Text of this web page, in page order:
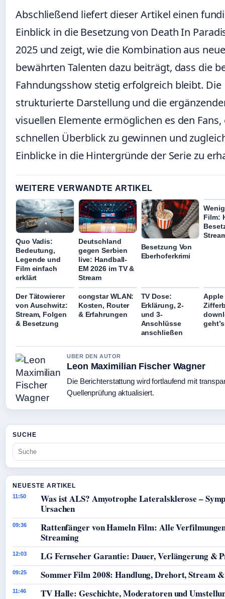
Abschließend liefert dieser Artikel einen
Einblick in die Besetzung von Death In
2025 und zeigt, wie die Kombination aus
bewährten Talenten dazu beiträgt, dass die
Fahndungsshow stetig erfolgreich bleibt. Die
strukturierte Darstellung und die
visuellen Elemente ermöglichen es den Fans,
schnellen Überblick zu gewinnen und
Einblicke in die Hintergründe der Serie zu
WEITERE VERWANDTE ARTIKEL
Quo Vadis:
Bedeutung,
Legende und
Film einfach
erklärt
Deutschland
gegen Serbien
live: Handball-
EM 2026 im TV &
Stream
Besetzung Von
Eberhoferkrimi
Film:
Der Tätowierer
von Auschwitz:
Stream, Folgen
& Besetzung
congstar WLAN:
Kosten, Router
& Erfahrungen
TV Dose:
Erklärung, 2-
und 3-
Anschlüsse
anschließen
Apple
UBER DEN AUTOR
Leon Maximilian Fischer Wagner
Die Berichterstattung wird fortlaufend mit
Quellenprüfung aktualisiert.
SUCHE
NEUESTE ARTIKEL
11:50
Was ist ALS? Amyotrophe Lateralsklerose –
Ursachen
09:36
Rattenfänger von Hameln Film: Alle
Streaming
12:03 LG Fernseher Garantie: Dauer, Verlängerung &
09:25 Sommer Film 2008: Handlung, Drehort, Stream
11:46
TV Halle: Geschichte, Moderatoren und